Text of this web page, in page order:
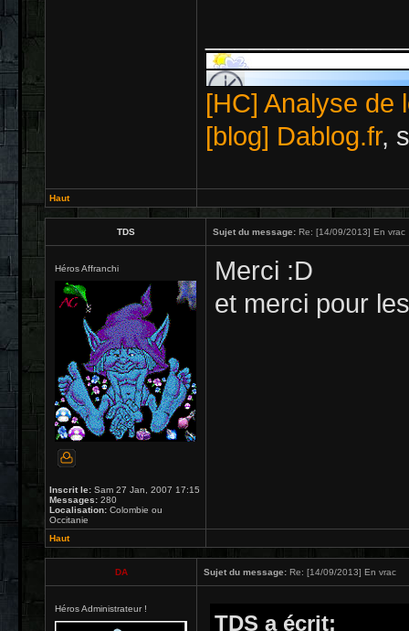
[HC] Analyse de
[blog] Dablog.fr,
Haut
TDS Sujet du message: Re: [14/09/2013] En vrac
Héros Affranchi
Inscrit le: Sam 27 Jan, 2007 17:15
Messages: 280
Localisation: Colombie ou
Occitanie
Merci :D
et merci pour
Haut
DA Sujet du message: Re: [14/09/2013] En vrac
Héros Administrateur !
TDS a écrit: